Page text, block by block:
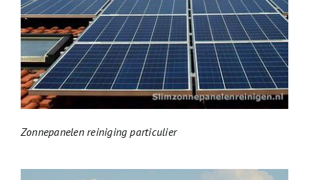
Zonnepanelen reiniging particulier